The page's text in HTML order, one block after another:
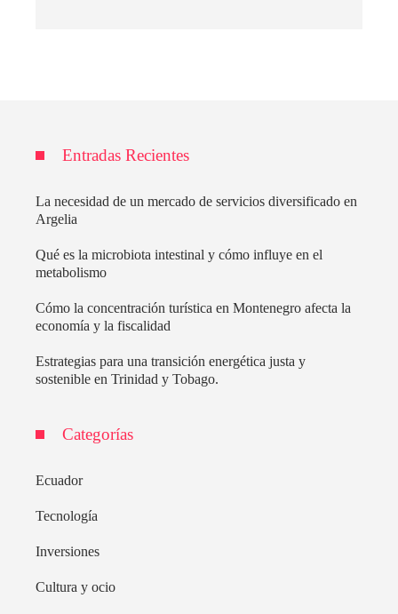
Entradas Recientes
La necesidad de un mercado de servicios diversificado en
Argelia
Qué es la microbiota intestinal y cómo influye en el
metabolismo
Cómo la concentración turística en Montenegro afecta la
economía y la fiscalidad
Estrategias para una transición energética justa y
sostenible en Trinidad y Tobago.
Categorías
Ecuador
Tecnología
Inversiones
Cultura y ocio